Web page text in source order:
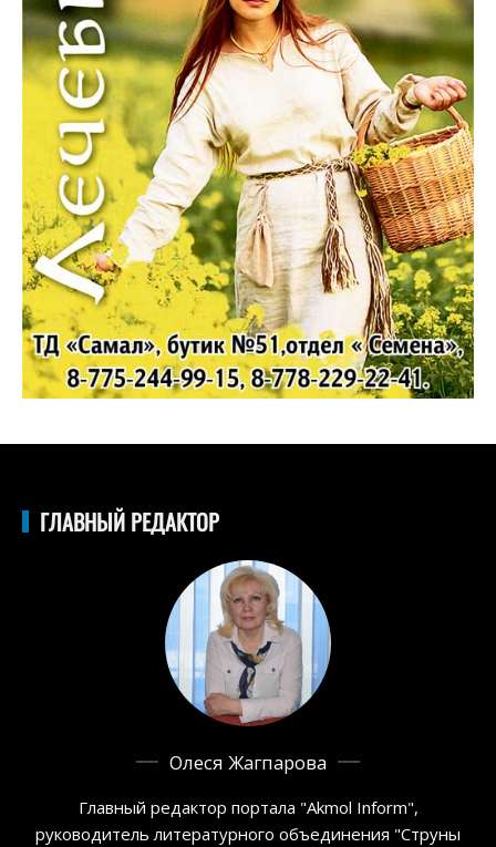
ГЛАВНЫЙ РЕДАКТОР
Олеся Жагпарова
Главный редактор портала "Akmol Inform",
руководитель литературного объединения "Струны